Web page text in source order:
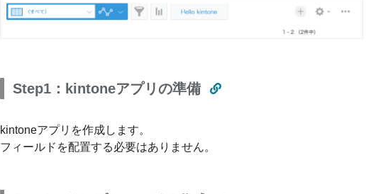
Step1：kintoneアプリの準備
kintoneアプリを作成します。
フィールドを配置する必要はありません。